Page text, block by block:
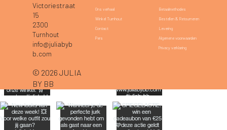
Victoriestraat
15
2300
Turnhout
info@juliabyb
b.com
© 2026 JULIA
BY BB
Ons verhaal
Winkel Turnhout
Contact
Pers
Betaalmethodes
Bestellen & Retourneren
Levering
Algemene voorwaarden
Privacy verklaring